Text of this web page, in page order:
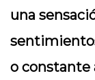
una
o constante